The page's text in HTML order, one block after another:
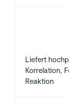
Liefert
Korrelation,
Reaktion